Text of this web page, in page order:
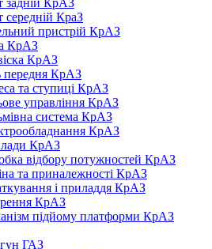
задній КрАЗ
середній КраЗ
пристрій КрАЗ
КрАЗ
КрАЗ
передня КрАЗ
та ступиці КрАЗ
управління КрАЗ
система КрАЗ
КрАЗ
КрАЗ
відбору потужностей КрАЗ
та приналежності КрАЗ
і приладдя КрАЗ
КрАЗ
підйому платформи КрАЗ
ГАЗ